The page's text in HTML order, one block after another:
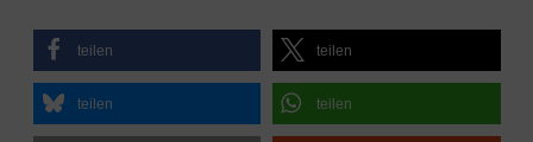
DEALS
MEIN HQ
teilen teilen
teilen teilen